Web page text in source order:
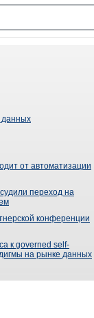
данных
от автоматизации
переход на
конференции
к governed self-
на рынке данных